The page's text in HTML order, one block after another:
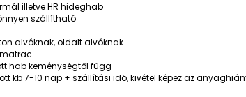
illetve HR hideghab
szállítható
alvóknak, oldalt alvóknak
hab keménységtől függ
kb 7-10 nap + szállítási idő, kivétel képez az